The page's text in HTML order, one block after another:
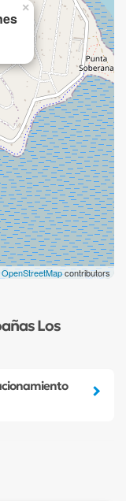
×
OpenStreetMapcontributors
Los